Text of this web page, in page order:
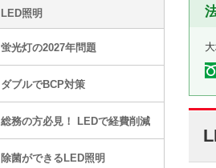
LED照明
蛍光灯の2027年問題
ダブルでBCP対策
総務の方必見！ LEDで経費削減
除菌ができるLED照明